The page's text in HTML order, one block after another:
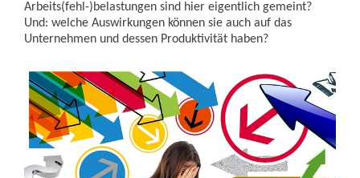
Arbeits(fehl-)belastungen sind hier eigentlich gemeint?
Und: welche Auswirkungen können sie auch auf das
Unternehmen und dessen Produktivität haben?